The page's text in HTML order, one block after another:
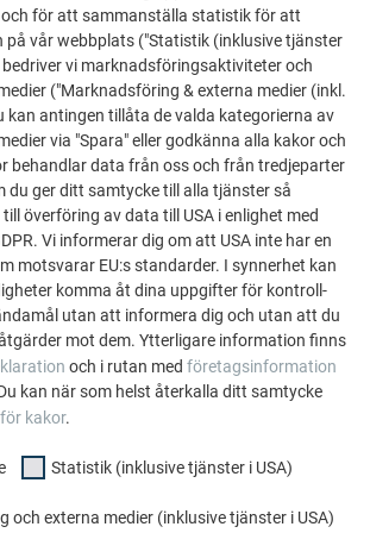
ta fram denna läggningsanvisning har
aktuella tekniska nivån och
vid tidpunkten för upprättandet. Att
denna läggningsanvisning och övriga
utgör ingen avtalsenlig eller
från PREFA och kan inte heller tolkas
denna läggningsanvisning godtar
i den mån det är tillåtet enligt
något som helst ansvar – oavsett
eller indirekta kostnader, skador
från användaren eller tredje part som helt
anvisningar som finns häri eller i
och för att sammanställa statistik för att
vår webbplats ("Statistik (inklusive tjänster
bedriver vi marknadsföringsaktiviteter och
("Marknadsföring & externa medier (inkl.
kan antingen tillåta de valda kategorierna av
via "Spara" eller godkänna alla kakor och
behandlar data från oss och från tredjeparter
du ger ditt samtycke till alla tjänster så
överföring av data till USA i enlighet med
Vi informerar dig om att USA inte har en
motsvarar EU:s standarder. I synnerhet kan
komma åt dina uppgifter för kontroll-
utan att informera dig och utan att du
mot dem. Ytterligare information finns
och i rutan med företagsinformation
kan när som helst återkalla ditt samtycke
kakor.
Statistik (inklusive tjänster i USA)
och externa medier (inklusive tjänster i USA)